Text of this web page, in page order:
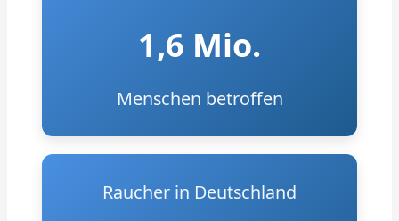
1,6 Mio.
Menschen betroffen
Raucher in Deutschland